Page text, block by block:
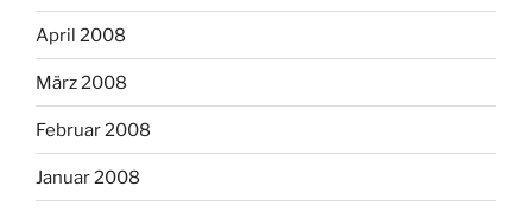
April 2008
März 2008
Februar 2008
Januar 2008